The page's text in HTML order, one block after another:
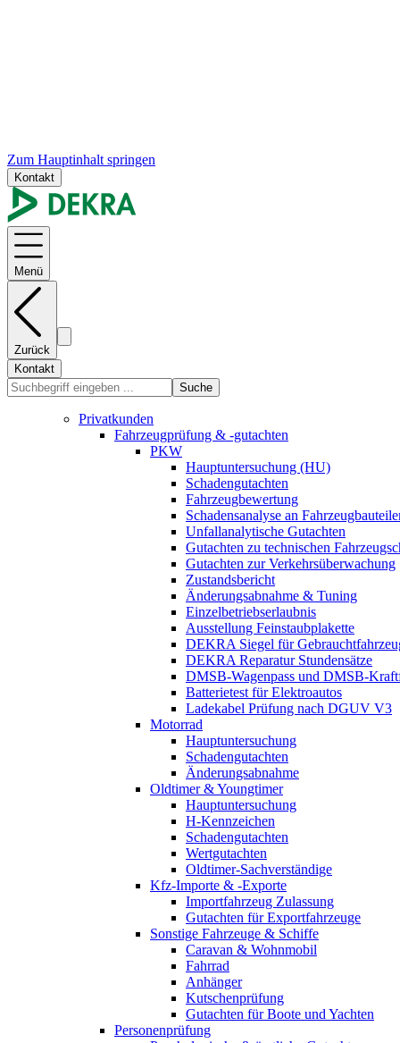
Zum Hauptinhalt springen
Kontakt
Menü
Zurück
Kontakt
Suche
Privatkunden
Fahrzeugprüfung & -gutachten
PKW
Hauptuntersuchung (HU)
Schadengutachten
Fahrzeugbewertung
Schadensanalyse an
Unfallanalytische Gutachten
Gutachten zu technischen
Gutachten zur Verkehrsüberwachung
Zustandsbericht
Änderungsabnahme & Tuning
Einzelbetriebserlaubnis
Ausstellung Feinstaubplakette
DEKRA Siegel für
DEKRA Reparatur Stundensätze
DMSB-Wagenpass und DMSB-
Batterietest für Elektroautos
Ladekabel Prüfung nach DGUV V3
Motorrad
Hauptuntersuchung
Schadengutachten
Änderungsabnahme
Oldtimer & Youngtimer
Hauptuntersuchung
H-Kennzeichen
Schadengutachten
Wertgutachten
Oldtimer-Sachverständige
Kfz-Importe & -Exporte
Importfahrzeug Zulassung
Gutachten für Exportfahrzeuge
Sonstige Fahrzeuge & Schiffe
Caravan & Wohnmobil
Fahrrad
Anhänger
Kutschenprüfung
Gutachten für Boote und Yachten
Personenprüfung